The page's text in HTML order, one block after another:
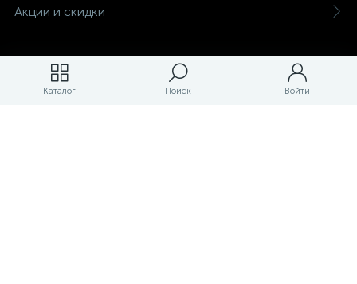
Каталог Поиск Войти
Акции и скидки
Бренды